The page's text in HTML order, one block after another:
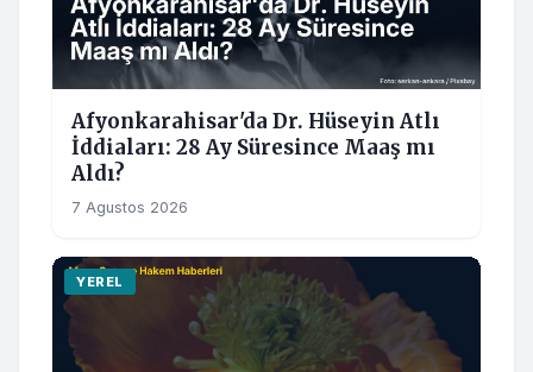
Afyonkarahisar'da Dr. Hüseyin Atlı
İddiaları: 28 Ay Süresince Maaş mı
Aldı?
7 Agustos 2026
YEREL